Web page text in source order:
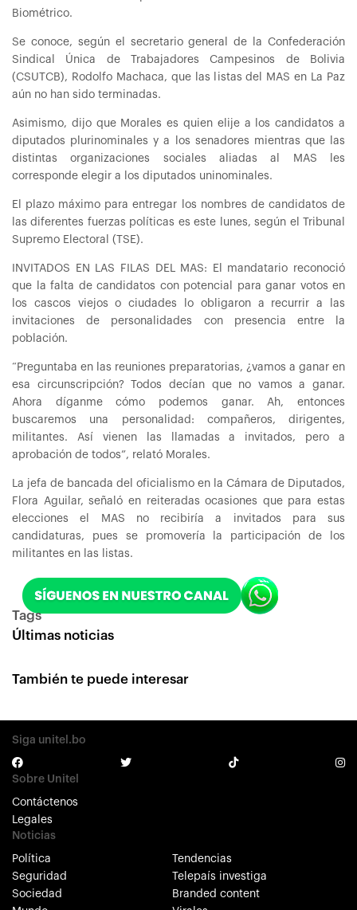
Biométrico.
Se conoce, según el secretario general de la Confederación
Sindical Única de Trabajadores Campesinos de Bolivia
(CSUTCB), Rodolfo Machaca, que las listas del MAS en La Paz
aún no han sido terminadas.
Asimismo, dijo que Morales es quien elije a los candidatos a
diputados plurinominales y a los senadores mientras que las
distintas organizaciones sociales aliadas al MAS les
corresponde elegir a los diputados uninominales.
El plazo máximo para entregar los nombres de candidatos de
las diferentes fuerzas políticas es este lunes, según el Tribunal
Supremo Electoral (TSE).
INVITADOS EN LAS FILAS DEL MAS: El mandatario reconoció
que la falta de candidatos con potencial para ganar votos en
los cascos viejos o ciudades lo obligaron a recurrir a las
invitaciones de personalidades con presencia entre la
población.
“Preguntaba en las reuniones preparatorias, ¿vamos a ganar en
esa circunscripción? Todos decían que no vamos a ganar.
Ahora díganme cómo podemos ganar. Ah, entonces
buscaremos una personalidad: compañeros, dirigentes,
militantes. Así vienen las llamadas a invitados, pero a
aprobación de todos”, relató Morales.
La jefa de bancada del oficialismo en la Cámara de Diputados,
Flora Aguilar, señaló en reiteradas ocasiones que para estas
elecciones el MAS no recibiría a invitados para sus
candidaturas, pues se promovería la participación de los
militantes en las listas.
Tags
Últimas noticias
También te puede interesar
Siga unitel.bo
Sobre Unitel
Contáctenos
Legales
Noticias
Política
Seguridad
Sociedad
Tendencias
Telepaís investiga
Branded content